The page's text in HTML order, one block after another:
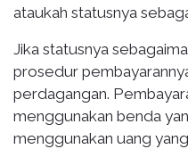
ataukah statusnya
Jika statusnya
prosedur
perdagangan.
menggunakan benda
menggunakan uang